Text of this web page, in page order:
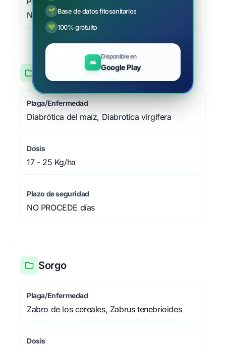
NO PROCEDE días
Maíz
Plaga/Enfermedad
Diabrótica del maíz, Diabrotica virgifera
Dosis
17 - 25 Kg/ha
Plazo de seguridad
NO PROCEDE días
Sorgo
Plaga/Enfermedad
Zabro de los cereales, Zabrus tenebrioides
Dosis
🌱 Base de datos fitosanitarios
💚 100% gratuito
Disponible en
Google Play